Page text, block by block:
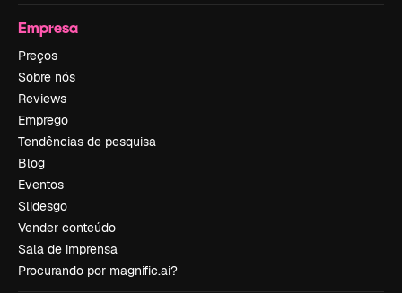
Empresa
Preços
Sobre nós
Reviews
Emprego
Tendências de pesquisa
Blog
Eventos
Slidesgo
Vender conteúdo
Sala de imprensa
Procurando por magnific.ai?